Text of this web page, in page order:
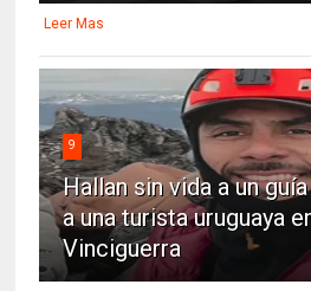
Leer Mas
9
Hallan sin vida a un
a una turista uruguaya
Vinciguerra